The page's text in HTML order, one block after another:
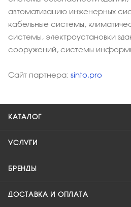
автоматизацию инженерных
кабельные системы,
системы, электроустановки
сооружений, системы
Сайт партнера: sinto.pro
КАТАЛОГ
УСЛУГИ
БРЕНДЫ
ДОСТАВКА И ОПЛАТА